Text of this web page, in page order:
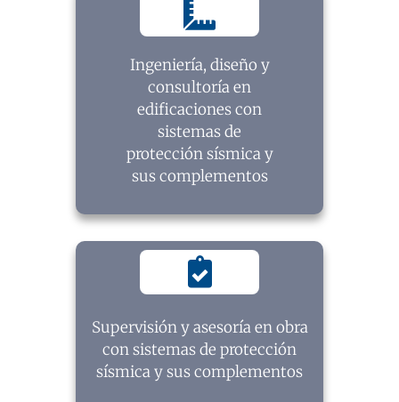
Ingeniería, diseño y
consultoría en
edificaciones con
sistemas de
protección sísmica y
sus complementos
Supervisión y asesoría en obra
con sistemas de protección
sísmica y sus complementos